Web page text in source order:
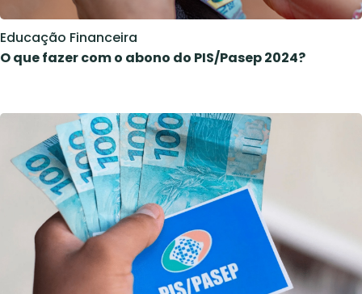
Educação Financeira
O que fazer com o abono do PIS/Pasep 2024?